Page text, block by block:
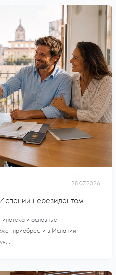
28.07.2026
нерезидентом
ипотека и основные
приобрести в Испании